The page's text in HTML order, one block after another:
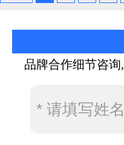
品牌合作细节咨询,